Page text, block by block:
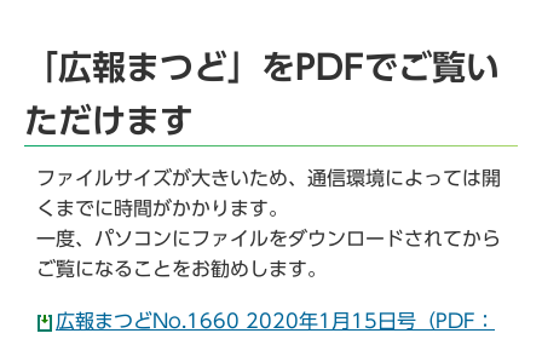
「広報まつど」をPDFでご覧い
ただけます
ファイルサイズが大きいため、通信環境によっては開
くまでに時間がかかります。
一度、パソコンにファイルをダウンロードされてから
ご覧になることをお勧めします。
広報まつどNo.1660 2020年1月15日号（PDF：